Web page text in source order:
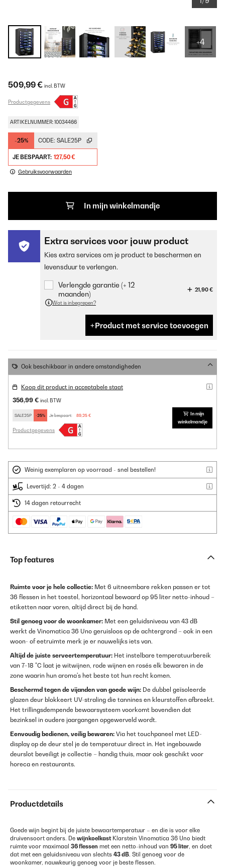
+4
509,99 € incl. BTW
Productgegevens
ARTIKELNUMMER: 10034466
-25% CODE: SALE25P
JE BESPAART: 127,50 €
Gebruiksvoorwaarden
In mijn winkelmandje
Extra services voor jouw product
Kies extra services om je product te beschermen en
levensduur te verlengen.
Verlengde garantie (+ 12
maanden)
21,90 €
Wat is inbegrepen?
Product met service toevoegen
Ook beschikbaar in andere omstandigheden
Koop dit product in acceptabele staat
356,99 € incl. BTW
SALE25P -25% Je bespaart: 89,25 €
Productgegevens
In mijn
winkelmandje
Weinig exemplaren op voorraad - snel bestellen!
Levertijd: 2 - 4 dagen
14 dagen retourrecht
Top features
Ruimte voor je hele collectie: Met 6 uitneembare rekken passen er tot
36 flessen in het toestel, horizontaal bewaard op 95 liter netto-inhoud –
etiketten naar voren, altijd direct bij de hand.
Stil genoeg voor de woonkamer: Met een geluidsniveau van 43 dB
werkt de Vinomatica 36 Uno geruisloos op de achtergrond – ook in een
woon- of eetruimte merk je er nauwelijks iets van.
Altijd de juiste serveertemperatuur: Het instelbare temperatuurbereik
van 7–18 °C laat je witwijnen, rode wijnen en rosés elk bewaren in de
zone waarin hun aroma's het beste tot hun recht komen.
Beschermd tegen de vijanden van goede wijn: De dubbel geïsoleerde
glazen deur blokkeert UV-straling die tannines en kleurstoffen afbreekt.
Het trillingsdempende bewaarsysteem voorkomt bovendien dat
bezinksel in oudere jaargangen opgewerveld wordt.
Eenvoudig bedienen, veilig bewaren: Via het touchpaneel met LED-
display op de deur stel je de temperatuur direct in. Het ingebouwde
deurslot beveiligt je collectie – handig thuis, maar ook geschikt voor
horeca en restaurants.
Productdetails
Goede wijn begint bij de juiste bewaartemperatuur – en die is voor elke
druivensoort anders. De wijnkoelkastKlarstein Vinomatica 36 Uno biedt
ruimte voor maximaal 36 flessen met een netto-inhoud van 95 liter, en doet
dat met een geluidsniveau van slechts 43 dB. Stil genoeg voor de
woonkamer, nauwkeurig genoeg voor je beste flessen.